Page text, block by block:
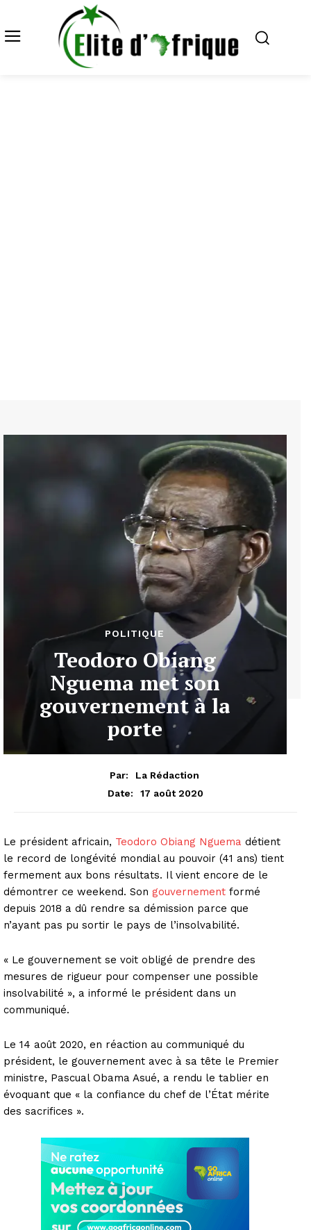
POLITIQUE
Teodoro Obiang
Nguema met son
gouvernement à la
porte
Par:
La Rédaction
Date:
17 août 2020
Le président africain, Teodoro Obiang Nguema détient
le record de longévité mondial au pouvoir (41 ans) tient
fermement aux bons résultats. Il vient encore de le
démontrer ce weekend. Son gouvernement formé
depuis 2018 a dû rendre sa démission parce que
n’ayant pas pu sortir le pays de l’insolvabilité.
« Le gouvernement se voit obligé de prendre des
mesures de rigueur pour compenser une possible
insolvabilité », a informé le président dans un
communiqué.
Le 14 août 2020, en réaction au communiqué du
président, le gouvernement avec à sa tête le Premier
ministre, Pascual Obama Asué, a rendu le tablier en
évoquant que « la confiance du chef de l’État mérite
des sacrifices ».